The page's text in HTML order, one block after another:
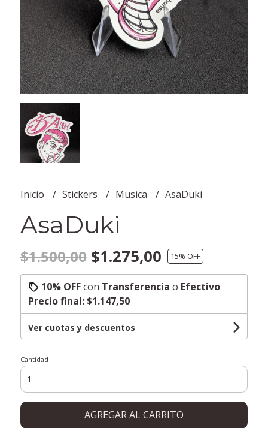
Inicio Stickers Musica AsaDuki
AsaDuki
$1.500,00$1.275,00 15% OFF
10% OFFcon Transferencia o Efectivo
Precio final:$1.147,50
Ver cuotas y descuentos
Cantidad
AGREGAR AL CARRITO